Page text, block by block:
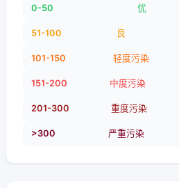
0-50 优
51-100 良
101-150 轻度污染
151-200 中度污染
201-300 重度污染
>300 严重污染